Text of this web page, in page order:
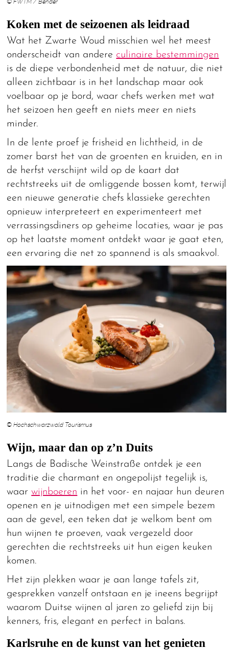
© FWTM / Bender
Koken met de seizoenen als leidraad
Wat het Zwarte Woud misschien wel het meest
onderscheidt van andere culinaire bestemmingen
is de diepe verbondenheid met de natuur, die niet
alleen zichtbaar is in het landschap maar ook
voelbaar op je bord, waar chefs werken met wat
het seizoen hen geeft en niets meer en niets
minder.
In de lente proef je frisheid en lichtheid, in de
zomer barst het van de groenten en kruiden, en in
de herfst verschijnt wild op de kaart dat
rechtstreeks uit de omliggende bossen komt, terwijl
een nieuwe generatie chefs klassieke gerechten
opnieuw interpreteert en experimenteert met
verrassingsdiners op geheime locaties, waar je pas
op het laatste moment ontdekt waar je gaat eten,
een ervaring die net zo spannend is als smaakvol.
© Hochschwarzwald Tourismus
Wijn, maar dan op z’n Duits
Langs de Badische Weinstraße ontdek je een
traditie die charmant en ongepolijst tegelijk is,
waarwijnboeren in het voor- en najaar hun deuren
openen en je uitnodigen met een simpele bezem
aan de gevel, een teken dat je welkom bent om
hun wijnen te proeven, vaak vergezeld door
gerechten die rechtstreeks uit hun eigen keuken
komen.
Het zijn plekken waar je aan lange tafels zit,
gesprekken vanzelf ontstaan en je ineens begrijpt
waarom Duitse wijnen al jaren zo geliefd zijn bij
kenners, fris, elegant en perfect in balans.
Karlsruhe en de kunst van het genieten